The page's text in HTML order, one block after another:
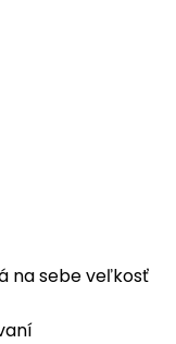
na sebe veľkosť